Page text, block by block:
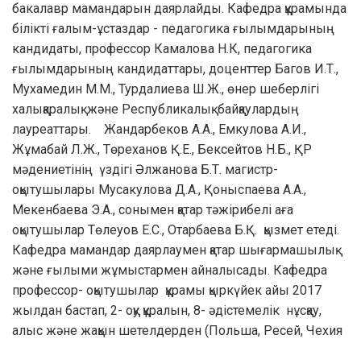
бакалавр мамандарын даярлайды. Кафедра құрамында
білікті ғалым-ұстаздар - педагогика ғылымдарының
кандидаты, профессор Камалова Н.К, педагогика
ғылымдарының кандидаттары, доценттер Багов И.Т.,
Мухамедин М.М., Турдалиева Ш.Ж., өнер шеберлігі
халықаралық және Республикалық байқаулардың
лауреаттары. Жандарбеков А.А., Емкулова А.И.,
Жұмабай Л.Ж., Төреханов Қ.Е., Бексейтов Н.Б., ҚР
мәдениетінің үздігі Әлжанова Б.Т. магистр-
оқытушылары Мусакулова Д.А., Қоныспаева А.А.,
Мекенбаева Э.А., сонымен қатар тәжірибелі аға
оқытушылар Төлеуов Е.С., Отарбаева Б.Қ. қызмет етеді.
Кафедра мамандар даярлаумен қатар шығармашылық
және ғылыми жұмыстармен айналысады. Кафедра
профессор- оқытушылар құрамы қыркүйек айы 2017
жылдан бастап, 2- оқу құралын, 8- әдістемелік нұсқау,
алыс және жақын шетелдерден (Польша, Ресей, Чехия